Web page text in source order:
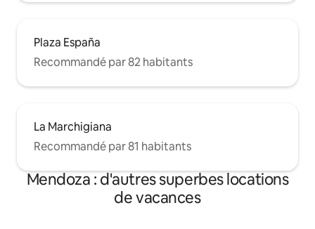
Plaza España
Recommandé par 82 habitants
La Marchigiana
Recommandé par 81 habitants
Mendoza : d'autres superbes locations
de vacances